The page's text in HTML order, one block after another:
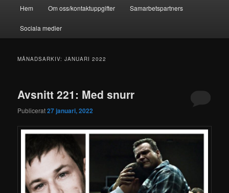
Hem Om oss/kontaktuppgifter Samarbetspartners
Sociala medier
MÅNADSARKIV:JANUARI 2022
Avsnitt 221: Med snurr
Publicerat27 januari, 2022